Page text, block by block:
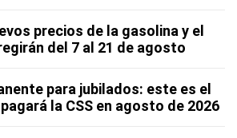
precios de la gasolina y el
del 7 al 21 de agosto
para jubilados: este es el
la CSS en agosto de 2026